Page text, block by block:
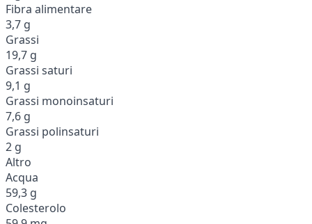
Fibra alimentare
3,7 g
Grassi
19,7 g
Grassi saturi
9,1 g
Grassi monoinsaturi
7,6 g
Grassi polinsaturi
2 g
Altro
Acqua
59,3 g
Colesterolo